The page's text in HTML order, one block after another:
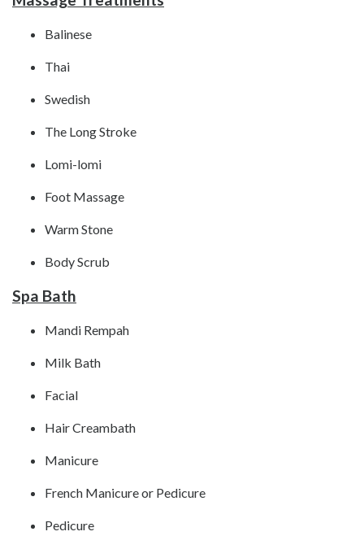
Balinese
Thai
Swedish
The Long Stroke
Lomi-lomi
Foot Massage
Warm Stone
Body Scrub
Spa Bath
Mandi Rempah
Milk Bath
Facial
Hair Creambath
Manicure
French Manicure or Pedicure
Pedicure